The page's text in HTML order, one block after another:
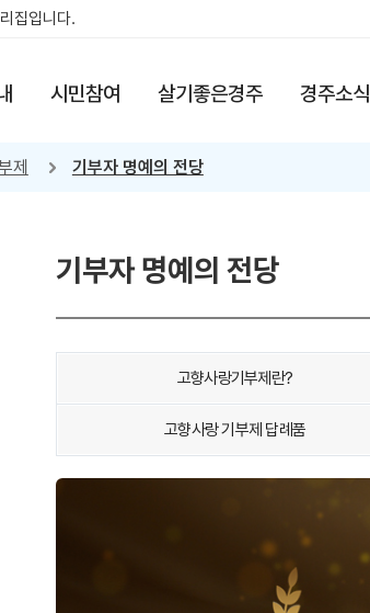
집입니다.
시민참여 살기좋은경주 경주소식
제 기부자 명예의 전당
기부자 명예의 전당
고향사랑기부제란?
고향사랑 기부제 답례품